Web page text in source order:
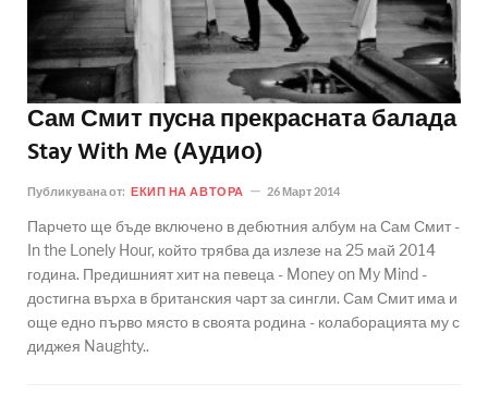
Сам Смит пусна прекрасната балада
Stay With Me (Аудио)
Публикувана от: ЕКИП НА АВТОРА 26 Март 2014
Парчето ще бъде включено в дебютния албум на Сам Смит -
In the Lonely Hour, който трябва да излезе на 25 май 2014
година. Предишният хит на певеца - Money on My Mind -
достигна върха в британския чарт за сингли. Сам Смит има и
още едно първо място в своята родина - колаборацията му с
диджея Naughty..